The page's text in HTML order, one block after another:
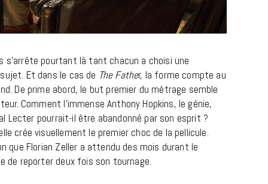
s’arrête pourtant là tant chacun a choisi une
Et dans le cas de The Father, la forme compte au
De prime abord, le but premier du métrage semble
Comment l’immense Anthony Hopkins, le génie,
Lecter pourrait-il être abandonné par son esprit ?
crée visuellement le premier choc de la pellicule.
que Florian Zeller a attendu des mois durant le
de reporter deux fois son tournage.
CINÉMA ET SÉRIES
Disclosure Day : le retour en grâce
de Steven Spielberg